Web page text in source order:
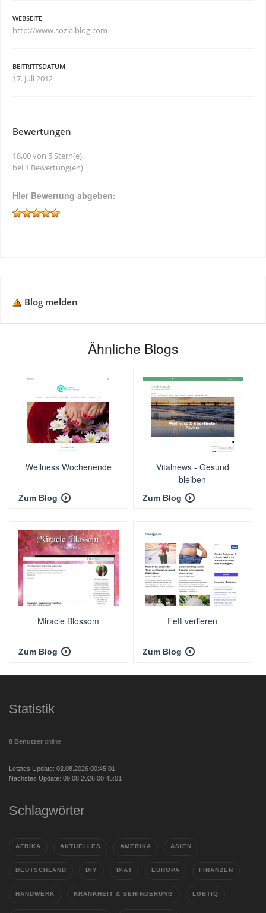
WEBSEITE
http://www.sozialblog.com
BEITRITTSDATUM
17. Juli 2012
Bewertungen
18,00 von 5 Stern(e),
bei 1 Bewertung(en)
Hier Bewertung abgeben:
Blog melden
Ähnliche Blogs
Wellness Wochenende
Zum Blog
Vitalnews - Gesund
bleiben
Zum Blog
Miracle Blossom
Zum Blog
Fett verlieren
Zum Blog
Statistik
8 Benutzer online
Letztes Update: 02.08.2026 00:45:01
Nächstes Update: 09.08.2026 00:45:01
Schlagwörter
AFRIKA AKTUELLES AMERIKA ASIEN
DEUTSCHLAND DIY DIÄT EUROPA FINANZEN
HANDWERK KRANKHEIT & BEHINDERUNG LGBTIQ